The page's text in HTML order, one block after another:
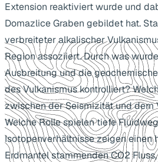
Extension reaktiviert wurde und
Domazlice Graben gebildet hat.
verbreiteter alkalischer
Region assoziiert. Durch was
Ausbreitung und die
des Vulkanismus kontrolliert?
zwischen der Seismizität und dem
Welche Rolle spielen tiefe
Isotopenverhältnisse zeigen einen
Erdmantel stammenden CO2